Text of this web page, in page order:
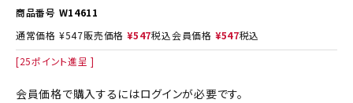
商品番号 W14611
通常価格 ¥547販売価格 ¥547税込会員価格 ¥547税込
[25ポイント進呈 ]
会員価格で購入するにはログインが必要です。